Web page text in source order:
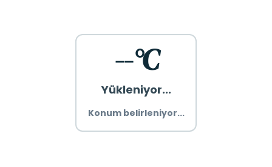
--°C
Yükleniyor...
Konum belirleniyor...